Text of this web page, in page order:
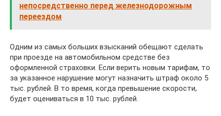
непосредственно перед железнодорожным
переездом
Одним из самых больших взысканий обещают сделать
при проезде на автомобильном средстве без
оформленной страховки. Если верить новым тарифам, то
за указанное нарушение могут назначить штраф около 5
тыс. рублей. В то время, когда превышение скорости,
будет оцениваться в 10 тыс. рублей.